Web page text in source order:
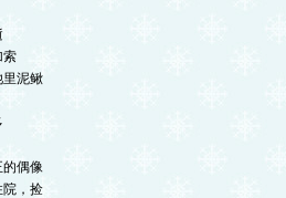
里泥鳅
的偶像
院，捡